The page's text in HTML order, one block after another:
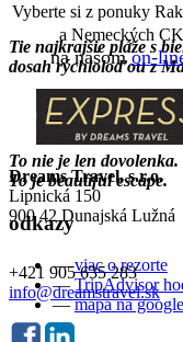
Vyberte si z ponuky
a Nemeckých CK
na našomon-
Dreams Travel, s.r.o.
Lipnická 150
900 42 Dunajská Lužná
+421 905 635 283
info@dreamstravel.sk
Tie najkrajšie pláže s
dosah rýchloloďou z
To nie je len dovolenka.
To je beautiful escape.
odkazy
—viac o rezorte
—TripAdvisor
—mapa na google